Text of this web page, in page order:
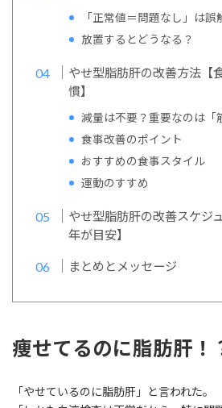
「正常値＝問題なし」は誤
放置するとどうなる？
やせ型脂肪肝の改善方法【
慣】
減量は不要？重要なのは「
食事改善のポイント
おすすめの食事スタイル
運動のすすめ
やせ型脂肪肝の改善スケジ
年が目安】
まとめとメッセージ
痩せてるのに脂肪肝！
「やせているのに脂肪肝」と言われた。